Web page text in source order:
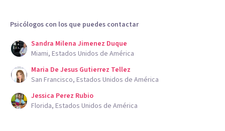
Psicólogos con los que puedes contactar
Sandra Milena Jimenez Duque
Miami, Estados Unidos de América
Maria De Jesus Gutierrez Tellez
San Francisco, Estados Unidos de América
Jessica Perez Rubio
Florida, Estados Unidos de América